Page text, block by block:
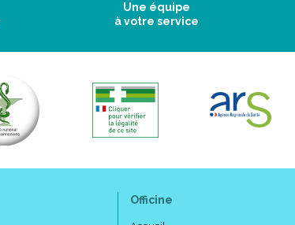
Une équipe
à votre service
Officine